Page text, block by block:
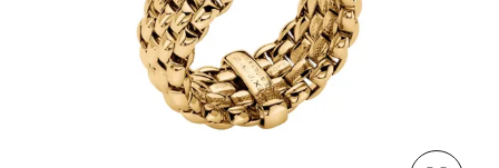
Neu bei Vogl: Cartier